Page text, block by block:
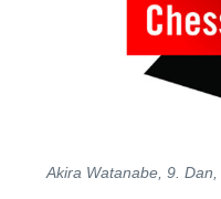
Akira Watanabe, 9.